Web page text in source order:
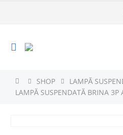
SHOP
LAMPĂ
LAMPĂ SUSPENDATĂ BRINA 3P